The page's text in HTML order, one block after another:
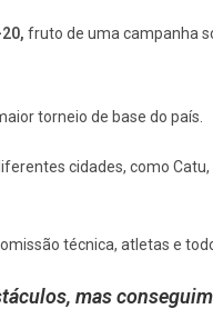
fruto de uma campanha
torneio de base do país.
cidades, como
técnica, atletas e
mas